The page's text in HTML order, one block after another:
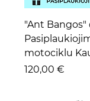
"Ant
motociklu
Kaina
120,00 €